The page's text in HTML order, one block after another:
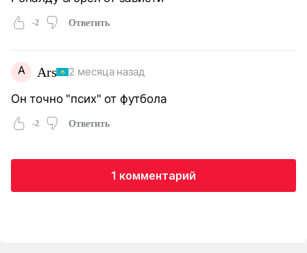
-2 Ответить
A Ars 2 месяца назад
Он точно "псих" от футбола
-2 Ответить
1 комментарий